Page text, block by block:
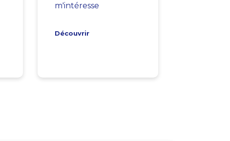
m'intéresse
Découvrir